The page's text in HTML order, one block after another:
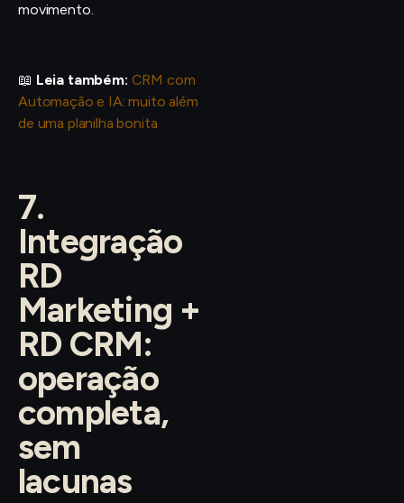
movimento.
📖 Leia também: CRM com
Automação e IA: muito além
de uma planilha bonita
7.
Integração
RD
Marketing +
RD CRM:
operação
completa,
sem
lacunas